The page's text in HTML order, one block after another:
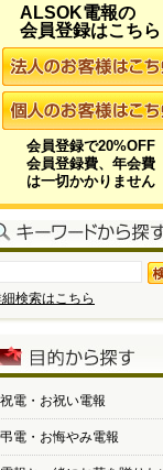
ALSOK電報の
会員登録はこちら
会員登録で20%OFF
会員登録費、年会費
は一切かかりません
検索はこちら
祝電・お祝い電報
弔電・お悔やみ電報